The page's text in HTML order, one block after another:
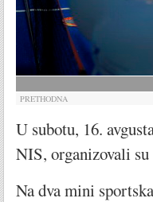
PRETHODNA
U subotu, 16.
NIS, organizovali
Na dva mini